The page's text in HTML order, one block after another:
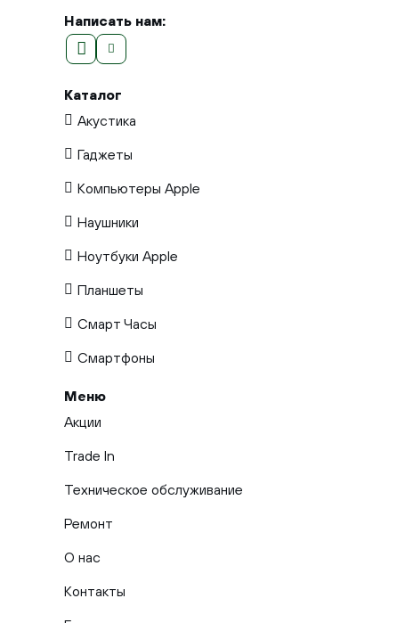
Написать нам:
Каталог
Акустика
Гаджеты
Компьютеры Apple
Наушники
Ноутбуки Apple
Планшеты
Смарт Часы
Смартфоны
Меню
Акции
Trade In
Техническое обслуживание
Ремонт
О нас
Контакты